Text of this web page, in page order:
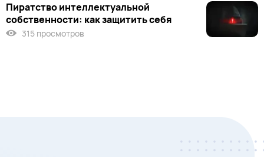
Пиратство интеллектуальной
собственности: как защитить себя
315 просмотров